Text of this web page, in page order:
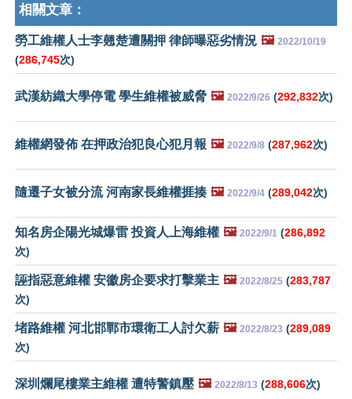
相關文章：
勞工維權人士李翹楚遭關押 律師曝惡劣情況 🖼️ 2022/10/19
(286,745次)
武漢紡織大學停電 學生維權被威脅 🖼️ 2022/9/26 (292,832次)
維權網發佈 在押政治犯良心犯月報 🖼️ 2022/9/8 (287,962次)
隨遷子女被分流 河南家長維權捱揍 🖼️ 2022/9/4 (289,042次)
知名房企陽光城爆雷 投資人上海維權 🖼️ 2022/9/1 (286,892
次)
誣指惡意維權 安徽房企要求打擊業主 🖼️ 2022/8/25 (283,787
次)
堵路維權 河北邯鄲市環衛工人討欠薪 🖼️ 2022/8/23 (289,089
次)
深圳爛尾樓業主維權 遭特警鎮壓 🖼️ 2022/8/13 (288,606次)